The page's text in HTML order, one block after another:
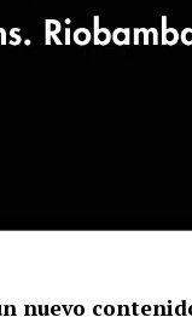
nuevo